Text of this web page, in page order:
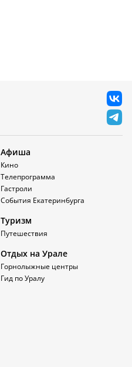
Афиша
Кино
Телепрограмма
Гастроли
События Екатеринбурга
Туризм
Путешествия
Отдых на Урале
Горнолыжные центры
Гид по Уралу